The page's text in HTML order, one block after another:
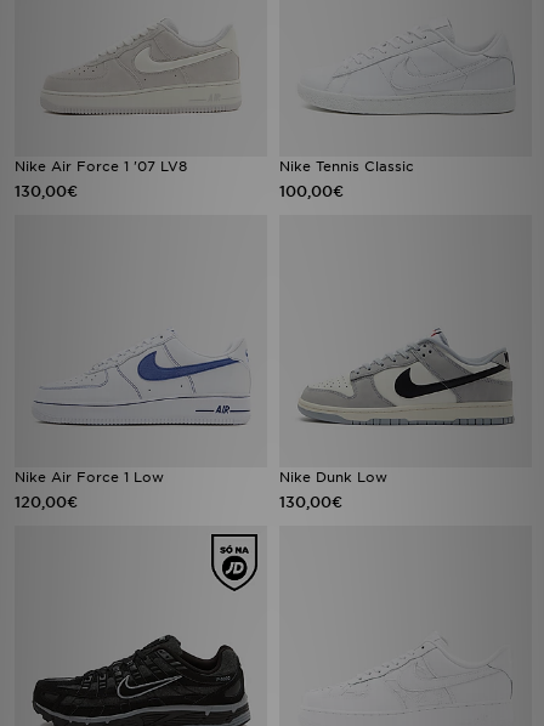
Nike Air Force 1 '07 LV8
130,00€
Nike Tennis Classic
100,00€
Nike Air Force 1 Low
120,00€
Nike Dunk Low
130,00€